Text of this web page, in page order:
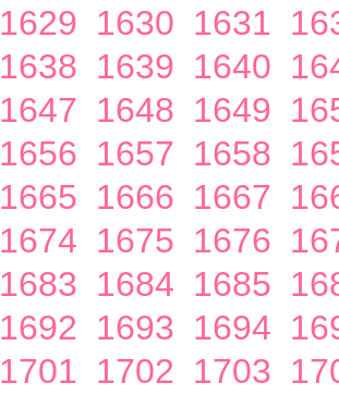
1629 1630 1631
1638 1639 1640
1647 1648 1649
1656 1657 1658
1665 1666 1667
1674 1675 1676
1683 1684 1685
1692 1693 1694
1701 1702 1703